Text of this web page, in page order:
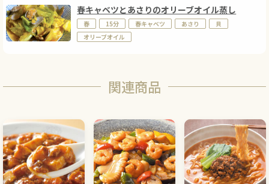
春キャベツとあさりのオリーブオイル蒸し
春 15分 春キャベツ あさり
貝
オリーブオイル
関連商品